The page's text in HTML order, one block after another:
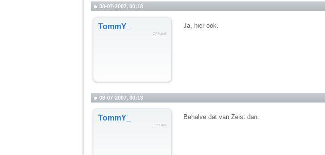
08-07-2007, 00:18
TommY_ Ja, hier ook.
08-07-2007, 00:18
TommY_ Behalve dat van Zeist dan.